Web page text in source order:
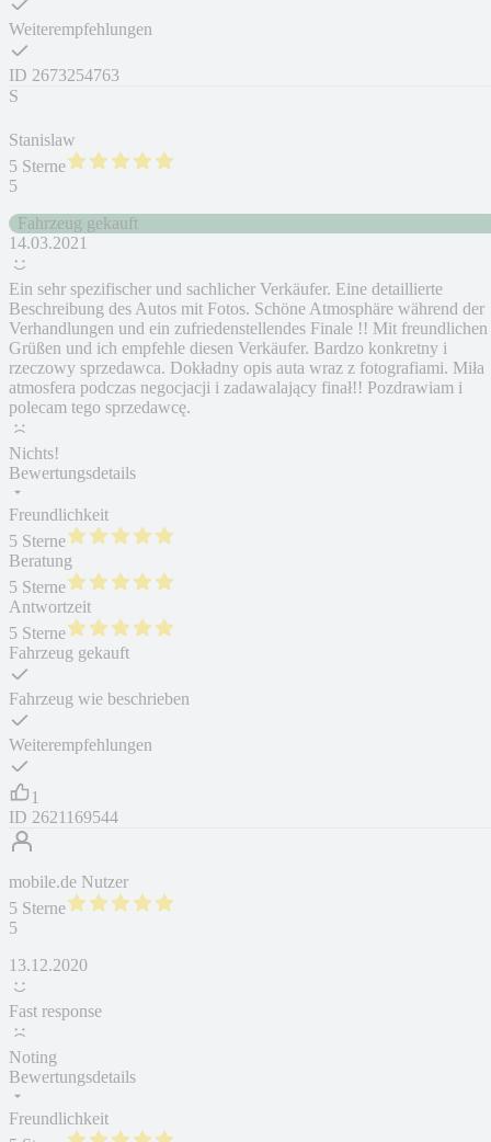
Weiterempfehlungen
ID 2673254763
S
Stanislaw
5 Sterne
5
Fahrzeug gekauft
14.03.2021
Ein sehr spezifischer und sachlicher Verkäufer. Eine detaillierte
Beschreibung des Autos mit Fotos. Schöne Atmosphäre während der
Verhandlungen und ein zufriedenstellendes Finale !! Mit freundlichen
Grüßen und ich empfehle diesen Verkäufer. Bardzo konkretny i
rzeczowy sprzedawca. Dokładny opis auta wraz z fotografiami. Miła
atmosfera podczas negocjacji i zadawalający finał!! Pozdrawiam i
polecam tego sprzedawcę.
Nichts!
Bewertungsdetails
Freundlichkeit
5 Sterne
Beratung
5 Sterne
Antwortzeit
5 Sterne
Fahrzeug gekauft
Fahrzeug wie beschrieben
Weiterempfehlungen
1
ID 2621169544
mobile.de Nutzer
5 Sterne
5
13.12.2020
Fast response
Noting
Bewertungsdetails
Freundlichkeit